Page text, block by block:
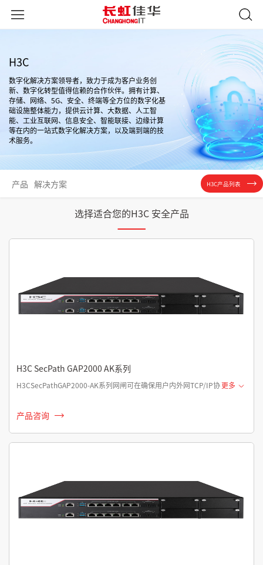
H3C
数字化解决方案领导者，致力于成为客户业务创
新、数字化转型值得信赖的合作伙伴。拥有计算、
存储、网络、5G、安全、终端等全方位的数字化基
础设施整体能力，提供云计算、大数据、人工智
能、工业互联网、信息安全、智能联接、边缘计算
等在内的一站式数字化解决方案，以及端到端的技
术服务。
产品 解决方案 H3C产品列表
选择适合您的H3C 安全产品
H3C SecPath GAP2000 AK系列
H3CSecPathGAP2000-AK系列网闸可在确保用户内外网TCP/IP协更多
产品咨询